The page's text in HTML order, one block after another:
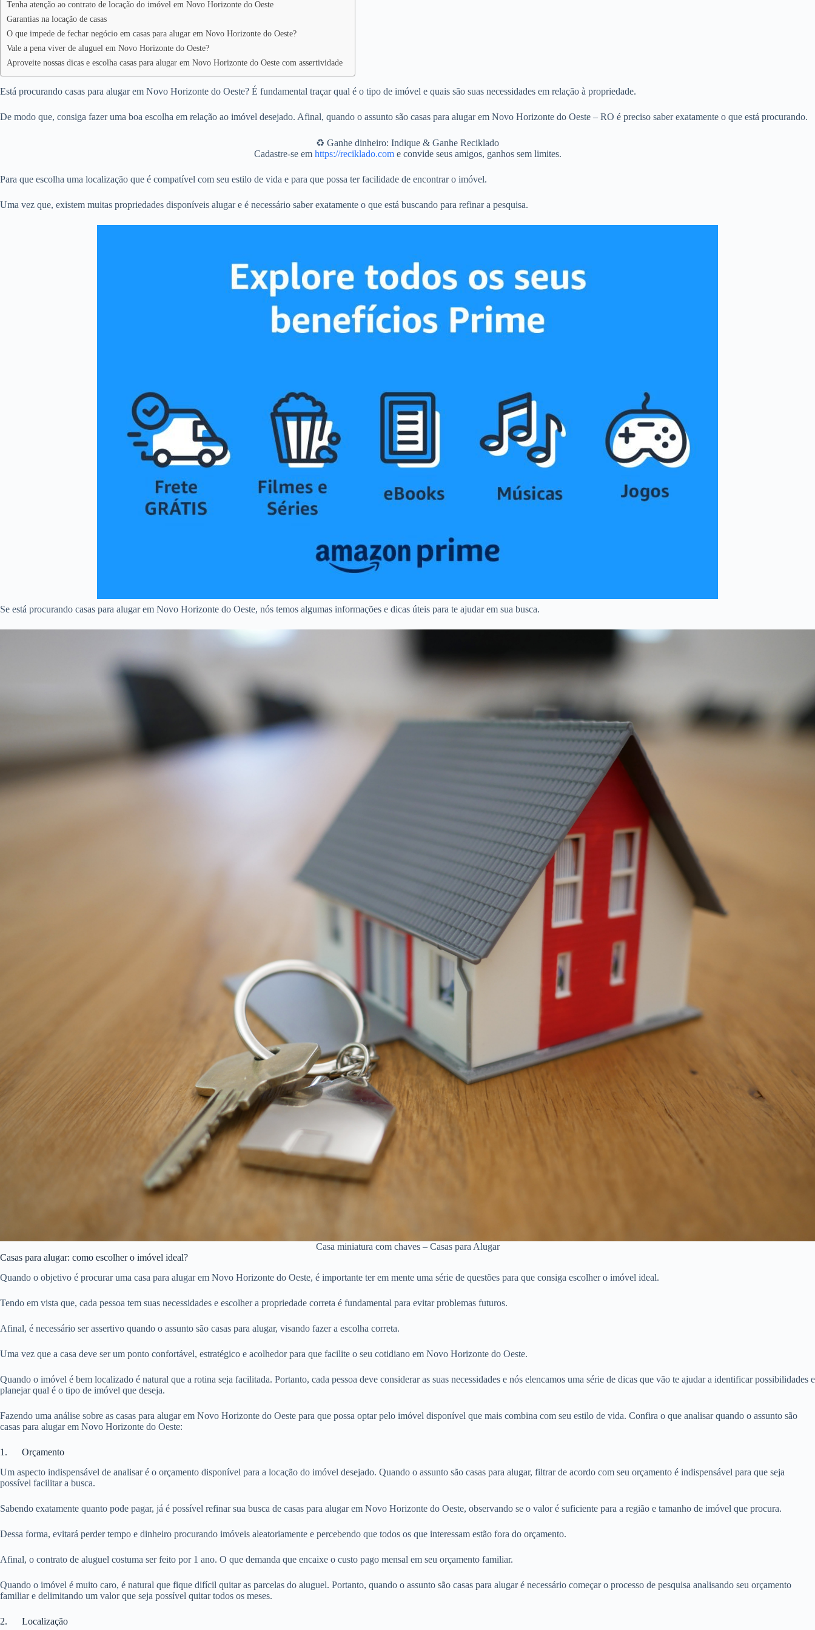
Tenha atenção ao contrato de locação do imóvel em Novo Horizonte do Oeste
Garantias na locação de casas
O que impede de fechar negócio em casas para alugar em Novo Horizonte do Oeste?
Vale a pena viver de aluguel em Novo Horizonte do Oeste?
Aproveite nossas dicas e escolha casas para alugar em Novo Horizonte do Oeste com assertividade
Está procurando casas para alugar em Novo Horizonte do Oeste? É fundamental traçar qual é o tipo de imóvel e quais são suas necessidades em relação à propriedade.
De modo que, consiga fazer uma boa escolha em relação ao imóvel desejado. Afinal, quando o assunto são casas para alugar em Novo Horizonte do Oeste – RO é preciso saber exatamente o que está procurando.
♻️ Ganhe dinheiro: Indique & Ganhe Reciklado
Cadastre-se em https://reciklado.come convide seus amigos, ganhos sem limites.
Para que escolha uma localização que é compatível com seu estilo de vida e para que possa ter facilidade de encontrar o imóvel.
Uma vez que, existem muitas propriedades disponíveis alugar e é necessário saber exatamente o que está buscando para refinar a pesquisa.
Se está procurando casas para alugar em Novo Horizonte do Oeste, nós temos algumas informações e dicas úteis para te ajudar em sua busca.
Casa miniatura com chaves – Casas para Alugar
Casas para alugar: como escolher o imóvel ideal?
Quando o objetivo é procurar uma casa para alugar em Novo Horizonte do Oeste, é importante ter em mente uma série de questões para que consiga escolher o imóvel ideal.
Tendo em vista que, cada pessoa tem suas necessidades e escolher a propriedade correta é fundamental para evitar problemas futuros.
Afinal, é necessário ser assertivo quando o assunto são casas para alugar, visando fazer a escolha correta.
Uma vez que a casa deve ser um ponto confortável, estratégico e acolhedor para que facilite o seu cotidiano em Novo Horizonte do Oeste.
Quando o imóvel é bem localizado é natural que a rotina seja facilitada. Portanto, cada pessoa deve considerar as suas necessidades e nós elencamos uma série de dicas que vão te ajudar a identificar possibilidades e
planejar qual é o tipo de imóvel que deseja.
Fazendo uma análise sobre as casas para alugar em Novo Horizonte do Oeste para que possa optar pelo imóvel disponível que mais combina com seu estilo de vida. Confira o que analisar quando o assunto são
casas para alugar em Novo Horizonte do Oeste:
1. Orçamento
Um aspecto indispensável de analisar é o orçamento disponível para a locação do imóvel desejado. Quando o assunto são casas para alugar, filtrar de acordo com seu orçamento é indispensável para que seja
possível facilitar a busca.
Sabendo exatamente quanto pode pagar, já é possível refinar sua busca de casas para alugar em Novo Horizonte do Oeste, observando se o valor é suficiente para a região e tamanho de imóvel que procura.
Dessa forma, evitará perder tempo e dinheiro procurando imóveis aleatoriamente e percebendo que todos os que interessam estão fora do orçamento.
Afinal, o contrato de aluguel costuma ser feito por 1 ano. O que demanda que encaixe o custo pago mensal em seu orçamento familiar.
Quando o imóvel é muito caro, é natural que fique difícil quitar as parcelas do aluguel. Portanto, quando o assunto são casas para alugar é necessário começar o processo de pesquisa analisando seu orçamento
familiar e delimitando um valor que seja possível quitar todos os meses.
2. Localização